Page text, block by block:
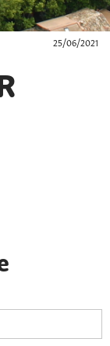
25/06/2021